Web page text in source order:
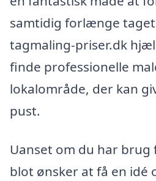
samtidig forlænge
tagmaling-priser.dk
finde professionelle
lokalområde, der kan
pust.
Uanset om du har
blot ønsker at få en idé